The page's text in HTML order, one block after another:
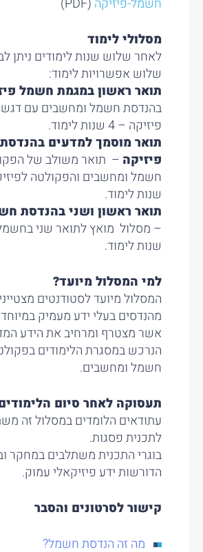
חשמל-פיזיקה (PDF)
מסלולי לימוד
לאחר שלוש שנות לימודים ניתן
שלוש אפשרויות לימוד:
תואר ראשון במגמת חשמל
בהנדסת חשמל ומחשבים עם דגש
פיזיקה – 4 שנות לימוד.
תואר מוסמך למדעים
פיזיקה – תואר משולב של
שנות לימוד.
תואר ראשון ושני בהנדסת
שנות לימוד.
למי המסלול מיועד?
המסלול מיועד לסטודנטים
מהנדסים בעלי ידע מעמיק
אשר מצטרף ומרחיב את הידע
הנרכש במסגרת הלימודים
חשמל ומחשבים.
תעסוקה לאחר סיום
עתודאים הלומדים במסלול זה
לתכנית פסגות.
בוגרי התכנית משתלבים במחקר
הדורשות ידע פיזיקאלי עמוק.
קישור לסרטונים והסבר
מה זה הנדסת חשמל?